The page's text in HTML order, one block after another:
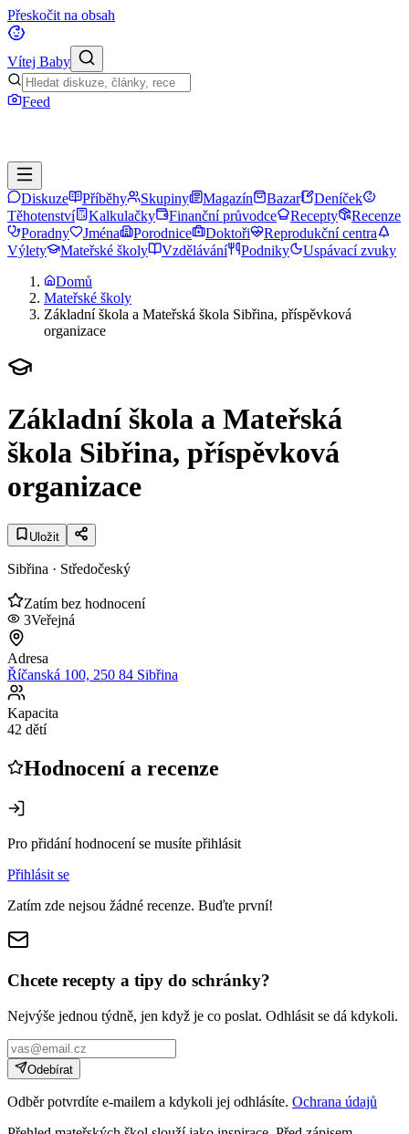
Přeskočit na obsah
Vítej Baby
Feed
Diskuze Příběhy Skupiny Magazín Bazar
Deníček
Těhotenství
Kalkulačky Finanční průvodce Recepty
Recenze
Poradny
Jména Porodnice Doktoři
Reprodukční centra
Výlety
Mateřské školy Vzdělávání Podniky
Uspávací zvuky
Domů
Mateřské školy
Základní škola a Mateřská škola Sibřina, příspěvková
organizace
Základní škola a Mateřská
škola Sibřina, příspěvková
organizace
Uložit
Sibřina · Středočeský
Zatím bez hodnocení
3Veřejná
Adresa
Říčanská 100, 250 84 Sibřina
Kapacita
42 dětí
Hodnocení a recenze
Pro přidání hodnocení se musíte přihlásit
Přihlásit se
Zatím zde nejsou žádné recenze. Buďte první!
Chcete recepty a tipy do schránky?
Nejvýše jednou týdně, jen když je co poslat. Odhlásit se dá kdykoli.
Odebírat
Odběr potvrdíte e-mailem a kdykoli jej odhlásíte. Ochrana údajů